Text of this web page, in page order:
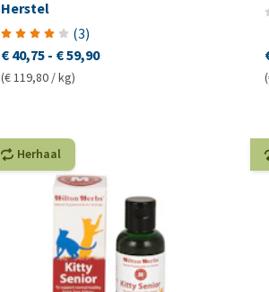
Herstel
(3)
€ 40,75- € 59,90
(€ 119,80 / kg)
Herhaal